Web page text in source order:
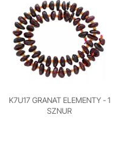
K7U17 GRANAT ELEMENTY - 1
SZNUR